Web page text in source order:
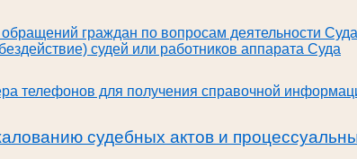
граждан по вопросам деятельности
судей или работников аппарата Суда
телефонов для получения справочной
судебных актов и